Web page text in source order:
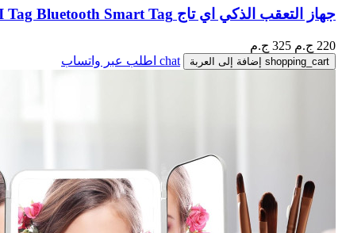
جهاز التعقب الذكي اي تاج I Tag Bluetooth Smart Tag لتحديد المواقع مزود بتقنية البلوتوث جهاز إنذار ضد الضياع / السرقة للصورة الذاتية
220 ج.م 325 ج.م
shopping_cart إضافة إلى العربة chat اطلب عبر واتساب